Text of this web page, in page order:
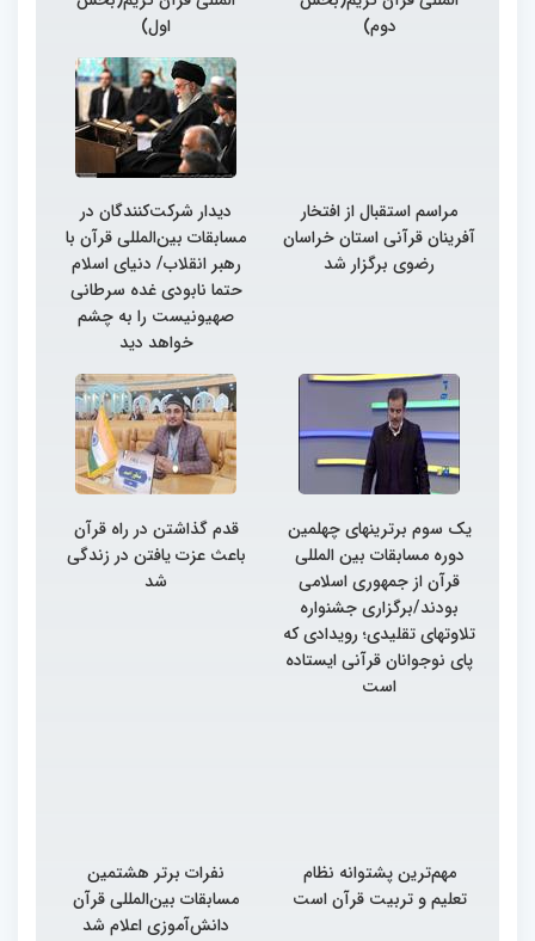
دوم)
اول)
مراسم استقبال از افتخار
آفرینان قرآنی استان خراسان
رضوی برگزار شد
دیدار شرکت‌کنندگان در
مسابقات بین‌المللی قرآن با
رهبر انقلاب/ دنیای اسلام
حتما نابودی غده سرطانی
صهیونیست را به چشم
خواهد دید
یک سوم برترینهای چهلمین
دوره مسابقات بین المللی
قرآن از جمهوری اسلامی
بودند/برگزاری جشنواره
تلاوتهای تقلیدی؛ رویدادی که
پای نوجوانان قرآنی ایستاده
است
قدم گذاشتن در راه قرآن
باعث عزت یافتن در زندگی
شد
مهم‌ترین پشتوانه نظام
تعلیم و تربیت قرآن است
نفرات برتر هشتمین
مسابقات بین‌المللی قرآن
دانش‌آموزی اعلام شد